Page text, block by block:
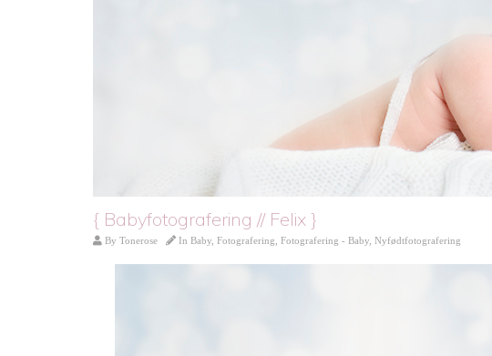
{ Babyfotografering // Felix }
By Tonerose In Baby Fotografering Fotografering - Baby Nyfødtfotografering